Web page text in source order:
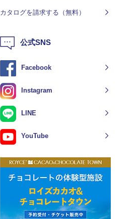
カタログを請求する（無料）
公式SNS
Facebook
Instagram
LINE
YouTube